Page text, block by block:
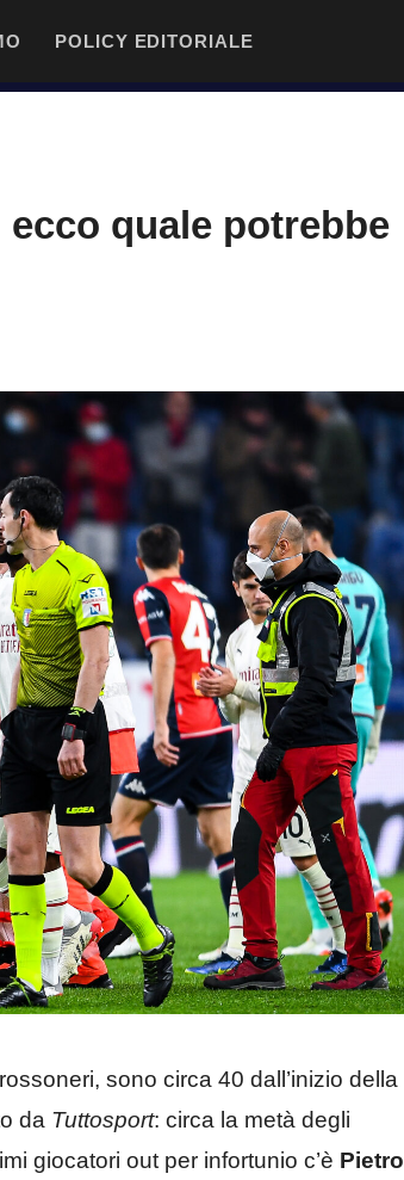
POLICY EDITORIALE
quale potrebbe
sono circa 40 dall’inizio della
da Tuttosport: circa la metà degli
giocatori out per infortunio c’è Pietro